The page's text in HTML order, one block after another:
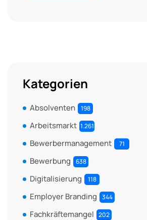
Kategorien
Absolventen 198
Arbeitsmarkt 1.261
Bewerbermanagement 71
Bewerbung 638
Digitalisierung 118
Employer Branding 344
Fachkräftemangel 202